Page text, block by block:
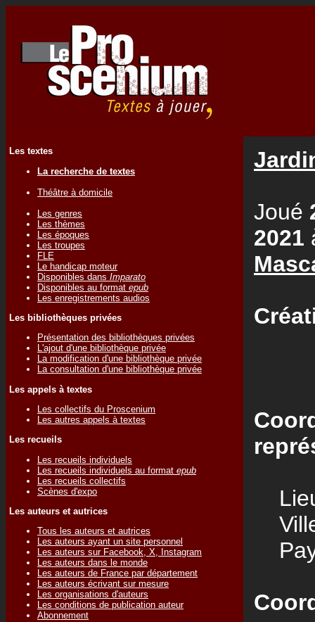
Les textes
La recherche de textes
Théâtre à domicile
Les genres
Les thèmes
Les époques
Les troupes
FLE
Le handicap moteur
Disponibles dans Imparato
Disponibles au format epub
Les enregistrements audios
Les bibliothèques privées
Présentation des bibliothèques privées
L'ajout d'une bibliothèque privée
La modification d'une bibliothèque privée
La consultation d'une bibliothèque privée
Les appels à textes
Les collectifs du Proscenium
Les autres appels à textes
Les recueils
Les recueils individuels
Les recueils individuels au format epub
Les recueils collectifs
Scènes d'expo
Les auteurs et autrices
Tous les auteurs et autrices
Les auteurs ayant un site personnel
Les auteurs sur Facebook, X, Instagram
Les auteurs dans le monde
Les auteurs de France par département
Les auteurs écrivant sur mesure
Les organisations d'auteurs
Les conditions de publication auteur
Abonnement
Joué
2021